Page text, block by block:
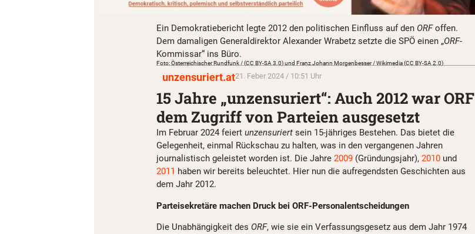
Ein Demokratiebericht legte 2012 den politischen Einfluss auf den ORFoffen.
Dem damaligen Generaldirektor Alexander Wrabetz setzte die SPÖ einen „ORF-
Kommissar“ ins Büro.
Foto: Österreichischer Rundfunk / (CC BY-SA 3.0) und Franz Johann Morgenbesser / Wikimedia (CC BY-SA 2.0)
unzensuriert.at21. Feber 2024 / 10:51 Uhr
15 Jahre „unzensuriert“: Auch 2012 war ORF
dem Zugriff von Parteien ausgesetzt
Im Februar 2024 feiert unzensuriert sein 15-jähriges Bestehen. Das bietet die
Gelegenheit, einmal Rückschau zu halten, was in den vergangenen Jahren
journalistisch geleistet worden ist. Die Jahre 2009 (Gründungsjahr), 2010 und
2011 haben wir bereits beleuchtet. Hier nun die aufregendsten Geschichten aus
dem Jahr 2012.
Parteisekretäre machen Druck bei ORF-Personalentscheidungen
Die Unabhängigkeit des ORF, wie sie ein Verfassungsgesetz aus dem Jahr 1974